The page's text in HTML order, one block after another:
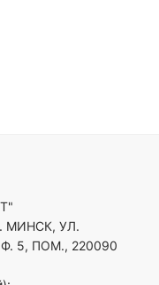
МИНСК, УЛ.
5, ПОМ., 220090